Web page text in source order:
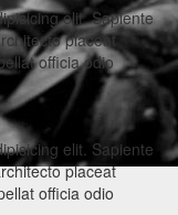
elit. Sapiente
placeat
officia odio
elit. Sapiente
placeat
officia odio